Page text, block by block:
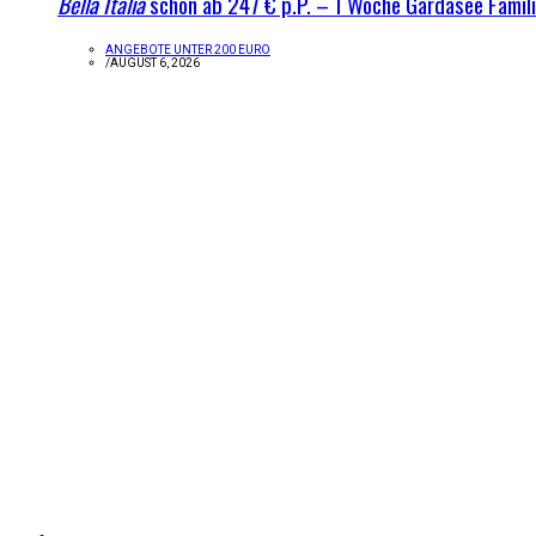
ANGEBOTE UNTER 200 EURO
/AUGUST 6, 2026